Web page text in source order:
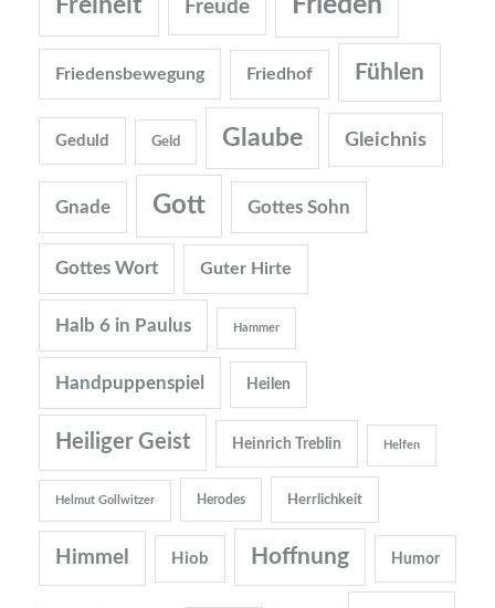
Freiheit Freude
Friedensbewegung Friedhof Fühlen
Geduld Geld Glaube Gleichnis
Gnade Gott Gottes Sohn
Gottes Wort Guter Hirte
Halb 6 in Paulus Hammer
Handpuppenspiel Heilen
Heiliger Geist Heinrich Treblin Helfen
Helmut Gollwitzer Herodes Herrlichkeit
Himmel Hiob Hoffnung Humor